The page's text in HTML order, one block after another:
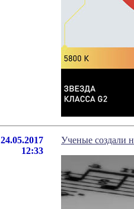
24.05.2017
12:33
Ученые создали